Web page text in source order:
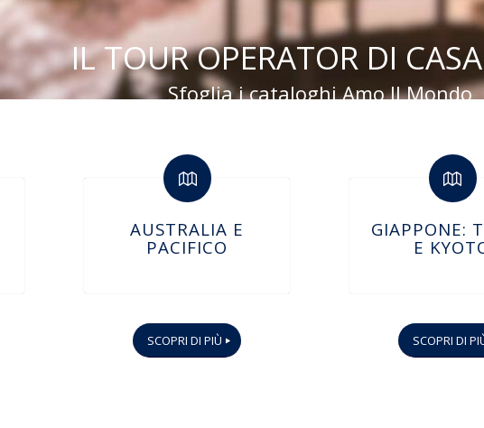
IL TOUR OPERATOR DI
Sfoglia i cataloghi Amo Il Mondo
AUSTRALIA E
PACIFICO
SCOPRI DI PIÙ
GIAPPONE:
E
SCOPRI DI